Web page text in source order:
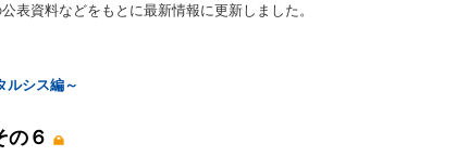
表資料などをもとに最新情報に更新しました。
ルシス編～
の６